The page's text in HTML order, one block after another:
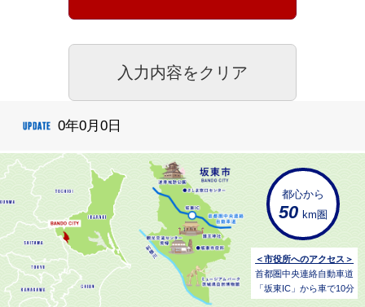
0年0月0日
都心から
50 km圏
＜市役所へのアクセス＞
首都圏中央連絡自動車道
「坂東IC」から車で10分